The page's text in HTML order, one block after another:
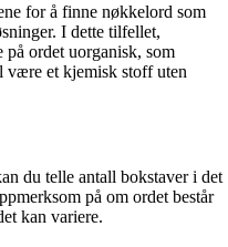
for å finne nøkkelord som
I dette tilfellet,
ordet uorganisk, som
være et kjemisk stoff uten
du telle antall bokstaver i det
på om ordet består
kan variere.